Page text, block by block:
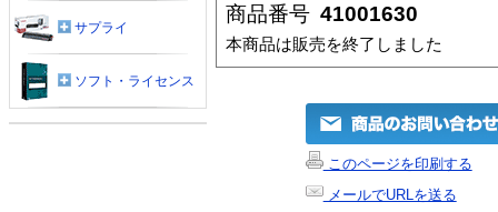
商品番号 41001630
本商品は販売を終了しました
このページを印刷する
メールでURLを送る
サプライ
ソフト・ライセンス